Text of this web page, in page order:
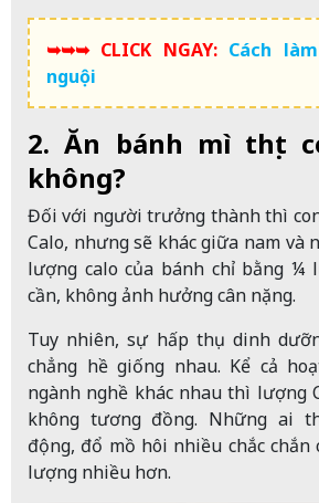
➥➥➥ CLICK NGAY: Cách
nguội
2. Ăn bánh mì thịt
không?
Đối với người trưởng thành thì con
Calo, nhưng sẽ khác giữa nam và
lượng calo của bánh chỉ bằng ¼
cần, không ảnh hưởng cân nặng.
Tuy nhiên, sự hấp thụ dinh
chẳng hề giống nhau. Kể cả
ngành nghề khác nhau thì lượng
không tương đồng. Những ai
động, đổ mồ hôi nhiều chắc chắn
lượng nhiều hơn.